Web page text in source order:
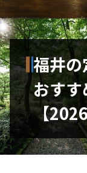
福井
おす
【